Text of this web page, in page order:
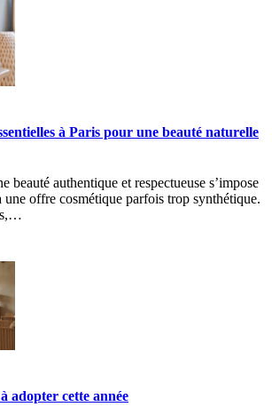
à Paris pour une beauté naturelle
beauté authentique et respectueuse s’impose
une offre cosmétique parfois trop synthétique.
adopter cette année